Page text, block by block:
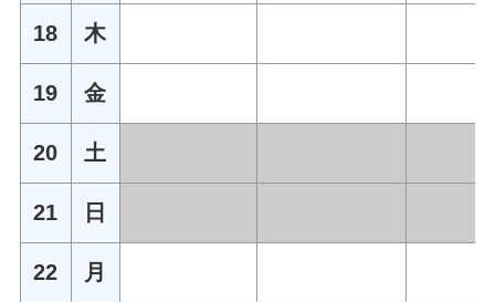
18 木
19 金
20 土
21 日
22 月